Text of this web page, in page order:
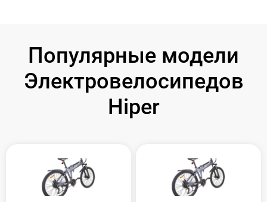
Популярные модели
Электровелосипедов
Hiper